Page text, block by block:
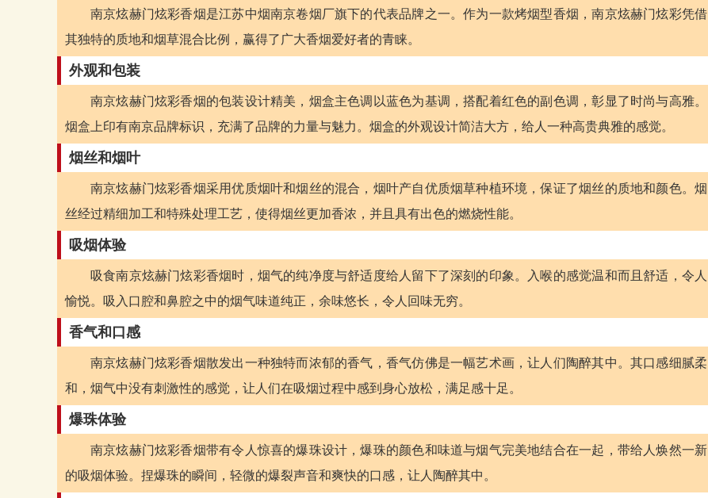
南京炫赫门炫彩香烟是江苏中烟南京卷烟厂旗下的代表品牌之一。作为一款烤烟型香烟，南京炫赫门炫彩凭借
其独特的质地和烟草混合比例，赢得了广大香烟爱好者的青睐。
外观和包装
南京炫赫门炫彩香烟的包装设计精美，烟盒主色调以蓝色为基调，搭配着红色的副色调，彰显了时尚与高雅。
烟盒上印有南京品牌标识，充满了品牌的力量与魅力。烟盒的外观设计简洁大方，给人一种高贵典雅的感觉。
烟丝和烟叶
南京炫赫门炫彩香烟采用优质烟叶和烟丝的混合，烟叶产自优质烟草种植环境，保证了烟丝的质地和颜色。烟
丝经过精细加工和特殊处理工艺，使得烟丝更加香浓，并且具有出色的燃烧性能。
吸烟体验
吸食南京炫赫门炫彩香烟时，烟气的纯净度与舒适度给人留下了深刻的印象。入喉的感觉温和而且舒适，令人
愉悦。吸入口腔和鼻腔之中的烟气味道纯正，余味悠长，令人回味无穷。
香气和口感
南京炫赫门炫彩香烟散发出一种独特而浓郁的香气，香气仿佛是一幅艺术画，让人们陶醉其中。其口感细腻柔
和，烟气中没有刺激性的感觉，让人们在吸烟过程中感到身心放松，满足感十足。
爆珠体验
南京炫赫门炫彩香烟带有令人惊喜的爆珠设计，爆珠的颜色和味道与烟气完美地结合在一起，带给人焕然一新
的吸烟体验。捏爆珠的瞬间，轻微的爆裂声音和爽快的口感，让人陶醉其中。